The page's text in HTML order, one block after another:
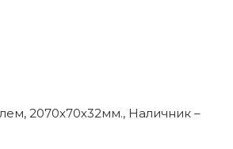
2070х70х32мм., Наличник –